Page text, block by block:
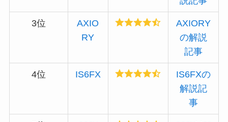
3位
AXIO
RY
AXIORY
の解説
記事
4位 IS6FX
IS6FXの
解説記
事